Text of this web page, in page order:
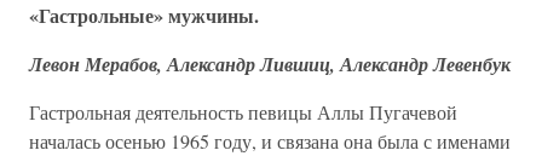
«Гастрольные» мужчины.
Левон Мерабов, Александр Лившиц, Александр Левенбук
Гастрольная деятельность певицы Аллы Пугачевой
началась осенью 1965 году, и связана она была с именами